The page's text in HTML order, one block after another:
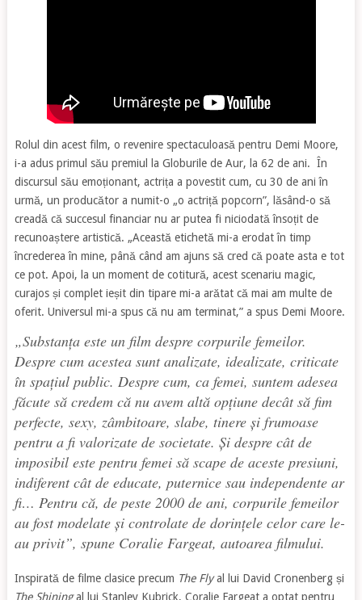
Rolul din acest film, o revenire spectaculoasă pentru Demi Moore,
i-a adus primul său premiul la Globurile de Aur, la 62 de ani. În
discursul său emoționant, actrița a povestit cum, cu 30 de ani în
urmă, un producător a numit-o „o actriță popcorn”, lăsând-o să
creadă că succesul financiar nu ar putea fi niciodată însoțit de
recunoaștere artistică. „Această etichetă mi-a erodat în timp
încrederea în mine, până când am ajuns să cred că poate asta e tot
ce pot. Apoi, la un moment de cotitură, acest scenariu magic,
curajos și complet ieșit din tipare mi-a arătat că mai am multe de
oferit. Universul mi-a spus că nu am terminat,” a spus Demi Moore.
„Substanța este un film despre corpurile femeilor.
Despre cum acestea sunt analizate, idealizate, criticate
în spațiul public. Despre cum, ca femei, suntem adesea
făcute să credem că nu avem altă opțiune decât să fim
perfecte, sexy, zâmbitoare, slabe, tinere și frumoase
pentru a fi valorizate de societate. Și despre cât de
imposibil este pentru femei să scape de aceste presiuni,
indiferent cât de educate, puternice sau independente ar
fi… Pentru că, de peste 2000 de ani, corpurile femeilor
au fost modelate și controlate de dorințele celor care le-
au privit”, spune Coralie Fargeat, autoarea filmului.
Inspirată de filme clasice precum The Flyal lui David Cronenberg și
The Shiningal lui Stanley Kubrick, Coralie Fargeat a optat pentru